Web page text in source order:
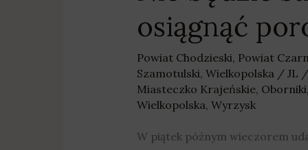
osiągnąć
Powiat Chodzieski, Powiat
Szamotulski, Wielkopolska/ JL /
Miasteczko Krajeńskie, Oborniki,
Wielkopolska, Wyrzysk
W piątek późnym wieczorem